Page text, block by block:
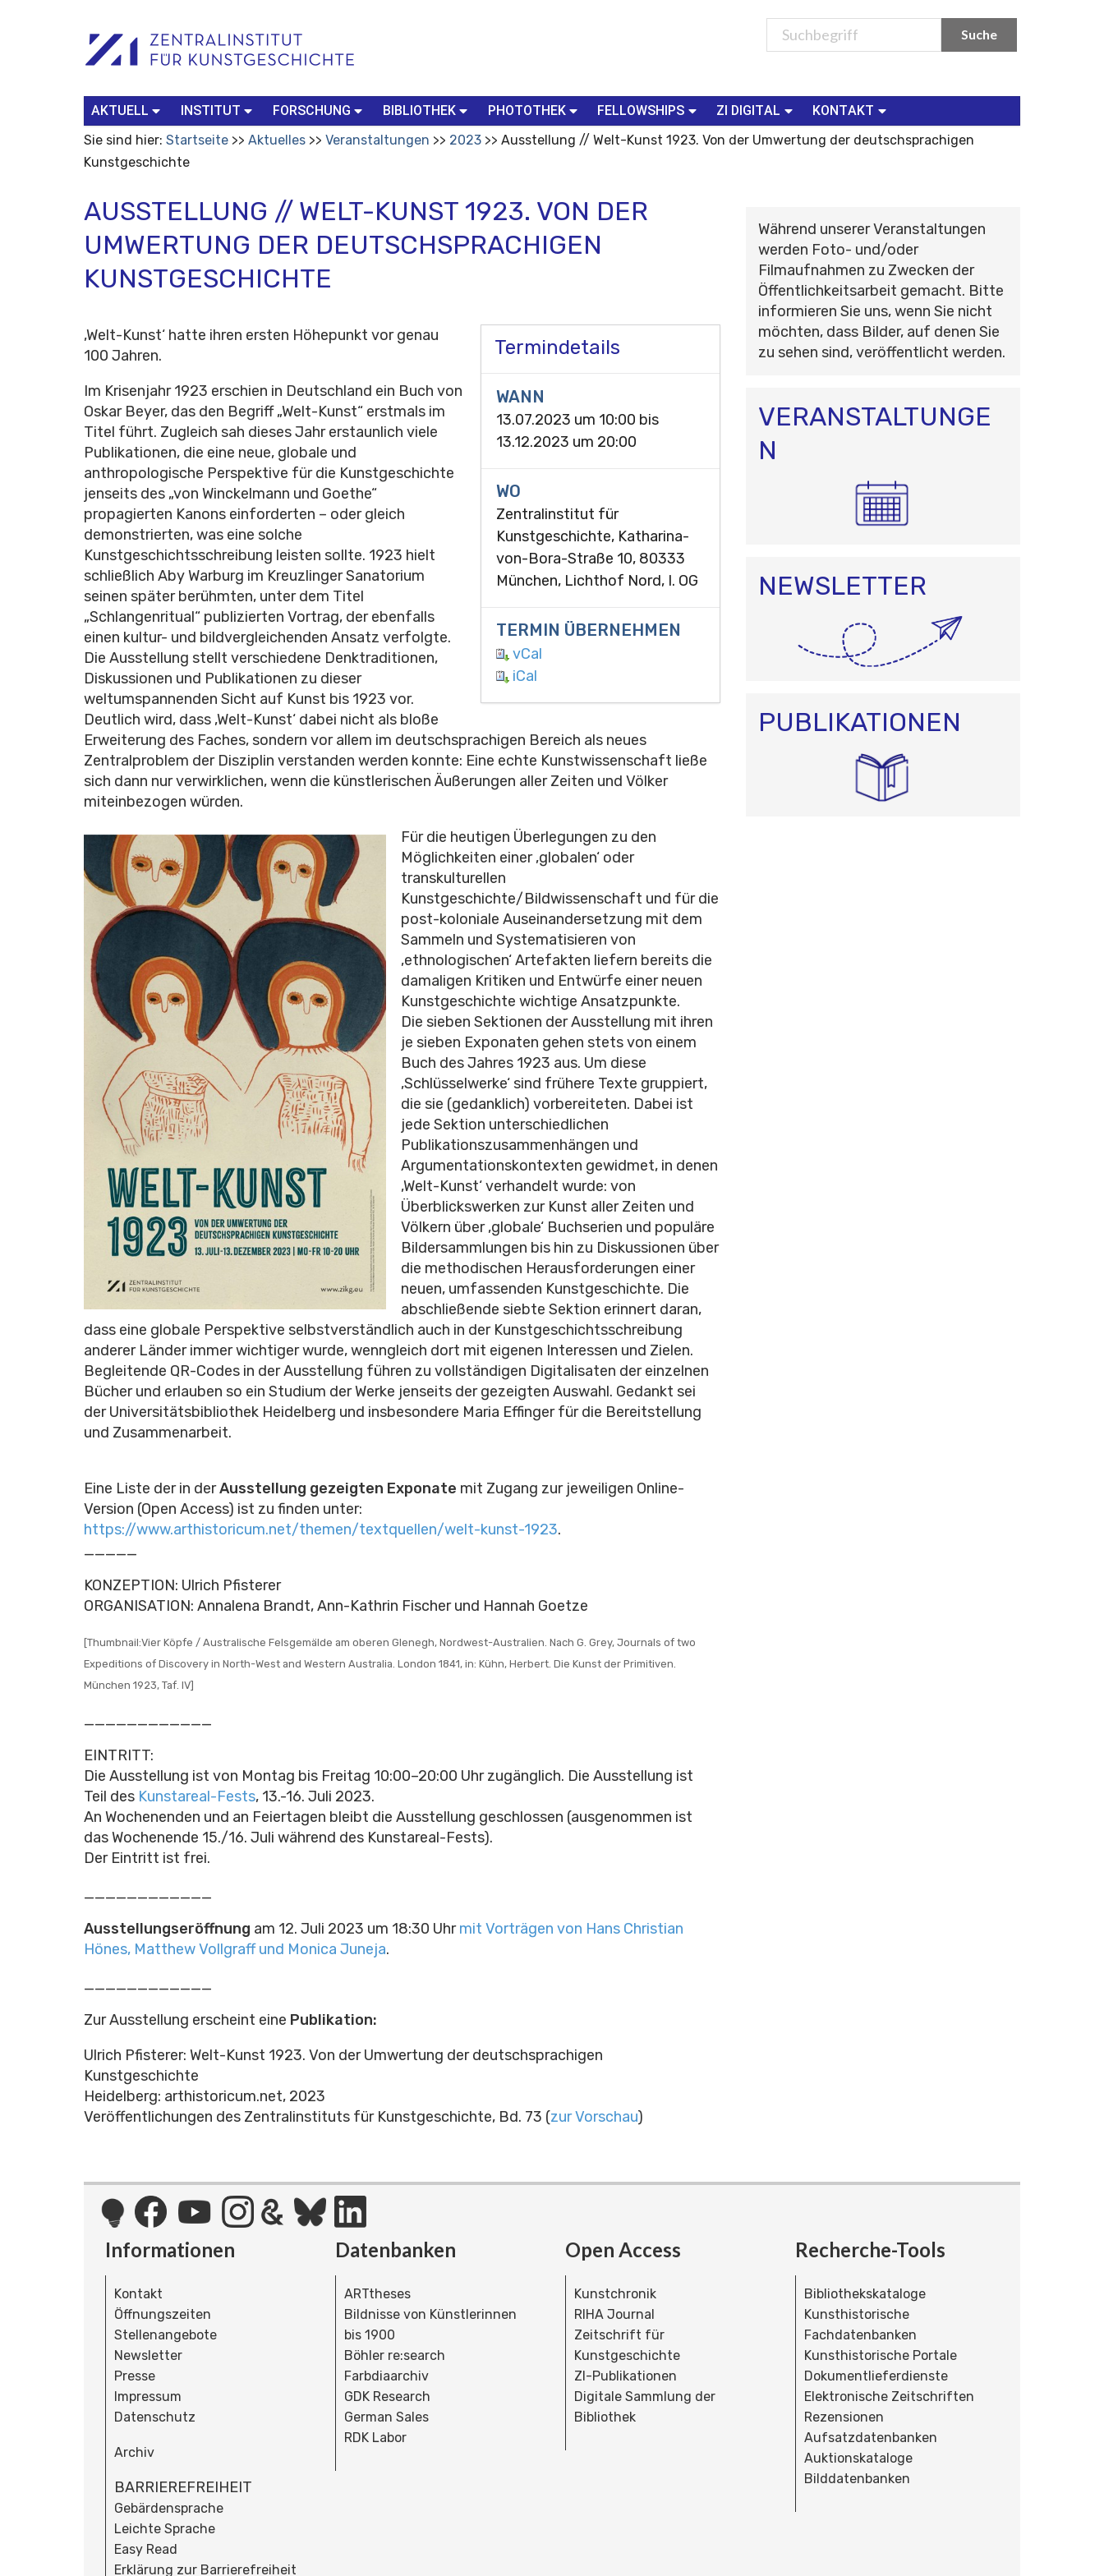
Werkzeuge
Search…
AKTUELL INSTITUT FORSCHUNG BIBLIOTHEK PHOTOTHEK FELLOWSHIPS ZI DIGITAL
KONTAKT
Sie sind hier: Startseite Aktuelles Veranstaltungen 2023
Ausstellung // Welt-Kunst 1923. Von der Umwertung der deutschsprachigen
Kunstgeschichte
AUSSTELLUNG // WELT-KUNST 1923. VON DER
UMWERTUNG DER DEUTSCHSPRACHIGEN
KUNSTGESCHICHTE
Termindetails
WANN
13.07.2023 um 10:00 bis
13.12.2023 um 20:00
WO
Zentralinstitut für
Kunstgeschichte, Katharina-
von-Bora-Straße 10, 80333
München, Lichthof Nord, I. OG
TERMIN ÜBERNEHMEN
vCal
iCal
‚Welt-Kunst‘ hatte ihren ersten Höhepunkt vor genau
100 Jahren.
Im Krisenjahr 1923 erschien in Deutschland ein Buch von
Oskar Beyer, das den Begriff „Welt-Kunst“ erstmals im
Titel führt. Zugleich sah dieses Jahr erstaunlich viele
Publikationen, die eine neue, globale und
anthropologische Perspektive für die Kunstgeschichte
jenseits des „von Winckelmann und Goethe“
propagierten Kanons einforderten – oder gleich
demonstrierten, was eine solche
Kunstgeschichtsschreibung leisten sollte. 1923 hielt
schließlich Aby Warburg im Kreuzlinger Sanatorium
seinen später berühmten, unter dem Titel
„Schlangenritual“ publizierten Vortrag, der ebenfalls
einen kultur- und bildvergleichenden Ansatz verfolgte.
Die Ausstellung stellt verschiedene Denktraditionen,
Diskussionen und Publikationen zu dieser
weltumspannenden Sicht auf Kunst bis 1923 vor.
Deutlich wird, dass ‚Welt-Kunst‘ dabei nicht als bloße
Erweiterung des Faches, sondern vor allem im deutschsprachigen Bereich als neues
Zentralproblem der Disziplin verstanden werden konnte: Eine echte Kunstwissenschaft ließe
sich dann nur verwirklichen, wenn die künstlerischen Äußerungen aller Zeiten und Völker
miteinbezogen würden.
Für die heutigen Überlegungen zu den
Möglichkeiten einer ‚globalen‘ oder
transkulturellen
Kunstgeschichte/Bildwissenschaft und für die
post-koloniale Auseinandersetzung mit dem
Sammeln und Systematisieren von
‚ethnologischen‘ Artefakten liefern bereits die
damaligen Kritiken und Entwürfe einer neuen
Kunstgeschichte wichtige Ansatzpunkte.
Die sieben Sektionen der Ausstellung mit ihren
je sieben Exponaten gehen stets von einem
Buch des Jahres 1923 aus. Um diese
‚Schlüsselwerke‘ sind frühere Texte gruppiert,
die sie (gedanklich) vorbereiteten. Dabei ist
jede Sektion unterschiedlichen
Publikationszusammenhängen und
Argumentationskontexten gewidmet, in denen
‚Welt-Kunst‘ verhandelt wurde: von
Überblickswerken zur Kunst aller Zeiten und
Völkern über ‚globale‘ Buchserien und populäre
Bildersammlungen bis hin zu Diskussionen über
die methodischen Herausforderungen einer
neuen, umfassenden Kunstgeschichte. Die
abschließende siebte Sektion erinnert daran,
dass eine globale Perspektive selbstverständlich auch in der Kunstgeschichtsschreibung
anderer Länder immer wichtiger wurde, wenngleich dort mit eigenen Interessen und Zielen.
Begleitende QR-Codes in der Ausstellung führen zu vollständigen Digitalisaten der einzelnen
Bücher und erlauben so ein Studium der Werke jenseits der gezeigten Auswahl. Gedankt sei
der Universitätsbibliothek Heidelberg und insbesondere Maria Effinger für die Bereitstellung
und Zusammenarbeit.
Eine Liste der in derAusstellung gezeigten Exponate mit Zugang zur jeweiligen Online-
Version (Open Access) ist zu finden unter:
https://www.arthistoricum.net/themen/textquellen/welt-kunst-1923.
_____
KONZEPTION: Ulrich Pfisterer
ORGANISATION: Annalena Brandt, Ann-Kathrin Fischer und Hannah Goetze
[Thumbnail:Vier Köpfe / Australische Felsgemälde am oberen Glenegh, Nordwest-Australien. Nach G. Grey, Journals of two
Expeditions of Discovery in North-West and Western Australia. London 1841, in: Kühn, Herbert. Die Kunst der Primitiven.
München 1923, Taf. IV]
____________
EINTRITT:
Die Ausstellung ist von Montag bis Freitag 10:00–20:00 Uhr zugänglich. Die Ausstellung ist
Teil des Kunstareal-Fests, 13.-16. Juli 2023.
An Wochenenden und an Feiertagen bleibt die Ausstellung geschlossen (ausgenommen ist
das Wochenende 15./16. Juli während des Kunstareal-Fests).
Der Eintritt ist frei.
____________
Ausstellungseröffnung am 12. Juli 2023 um 18:30 Uhrmit Vorträgen von Hans Christian
Hönes, Matthew Vollgraff und Monica Juneja.
____________
Zur Ausstellung erscheint eine Publikation:
Ulrich Pfisterer: Welt-Kunst 1923. Von der Umwertung der deutschsprachigen
Kunstgeschichte
Heidelberg: arthistoricum.net, 2023
Veröffentlichungen des Zentralinstituts für Kunstgeschichte, Bd. 73 (zur Vorschau)
Während unserer Veranstaltungen
werden Foto- und/oder
Filmaufnahmen zu Zwecken der
Öffentlichkeitsarbeit gemacht. Bitte
informieren Sie uns, wenn Sie nicht
möchten, dass Bilder, auf denen Sie
zu sehen sind, veröffentlicht werden.
VERANSTALTUNGE
N
NEWSLETTER
PUBLIKATIONEN
Informationen
Kontakt
Öffnungszeiten
Stellenangebote
Newsletter
Presse
Impressum
Datenschutz
Archiv
BARRIEREFREIHEIT
Gebärdensprache
Leichte Sprache
Easy Read
Erklärung zur Barrierefreiheit
Datenbanken
ARTtheses
Bildnisse von Künstlerinnen
bis 1900
Böhler re:search
Farbdiaarchiv
GDK Research
German Sales
RDK Labor
Open Access
Kunstchronik
RIHA Journal
Zeitschrift für
Kunstgeschichte
ZI-Publikationen
Digitale Sammlung der
Bibliothek
Recherche-Tools
Bibliothekskataloge
Kunsthistorische
Fachdatenbanken
Kunsthistorische Portale
Dokumentlieferdienste
Elektronische Zeitschriften
Rezensionen
Aufsatzdatenbanken
Auktionskataloge
Bilddatenbanken